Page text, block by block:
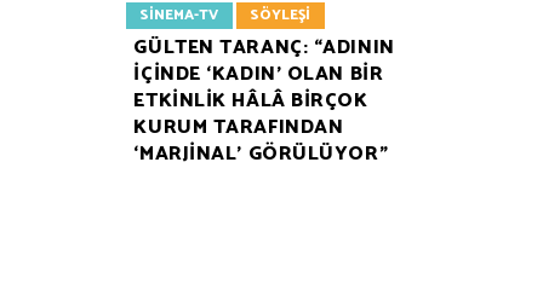
SINEMA-TV SÖYLEŞI
GÜLTEN TARANÇ: “ADININ
İÇİNDE ‘KADIN’ OLAN BİR
ETKİNLİK HÂLÂ BİRÇOK
KURUM TARAFINDAN
‘MARJİNAL’ GÖRÜLÜYOR”